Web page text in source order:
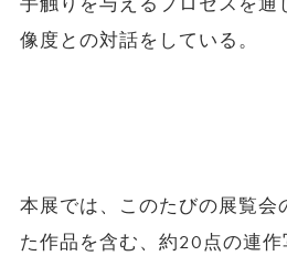
像度との対話をしている。
本展では、このたびの展覧会
た作品を含む、約20点の連